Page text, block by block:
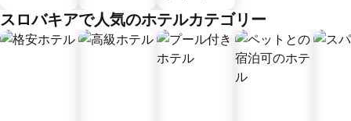
スロバキアで人気のホテルカテゴリー